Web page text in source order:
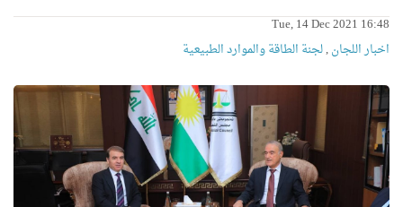
Tue, 14 Dec 2021 16:48
اخبار اللجان,لجنة الطاقة والموارد الطبيعية